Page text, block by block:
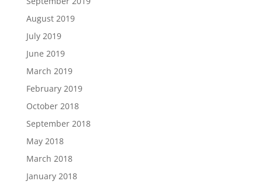
August 2019
July 2019
June 2019
March 2019
February 2019
October 2018
September 2018
May 2018
March 2018
January 2018